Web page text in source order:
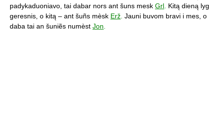
padykaduoniavo, tai dabar nors ant šuns mesk Grl Kitą dieną lyg
geresnis, o kitą – ant šuñs mèsk Erž Jauni buvom bravi i mes, o
daba tai an šuniẽs numèst Jon